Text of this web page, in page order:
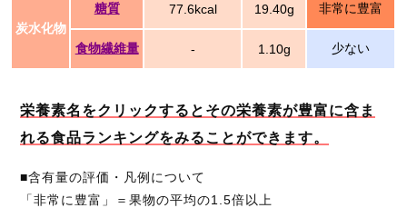
炭水化物
糖質 77.6kcal 19.40g 非常に豊富
食物繊維量 - 1.10g 少ない
栄養素名をクリックするとその栄養素が豊富に含ま
れる食品ランキングをみることができます。
■含有量の評価・凡例について
「非常に豊富」＝果物の平均の1.5倍以上